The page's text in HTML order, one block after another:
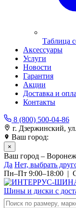
Таблица
Аксессуары
Услуги
Новости
Гарантия
Акции
Доставка и
Контакты
8 (800) 500-04-86
г. Дзержинский,
Ваш город:
×
Ваш город –
Да Нет, выбрать
Пн–Пт 9:00–18:00 |
Шины и диски с